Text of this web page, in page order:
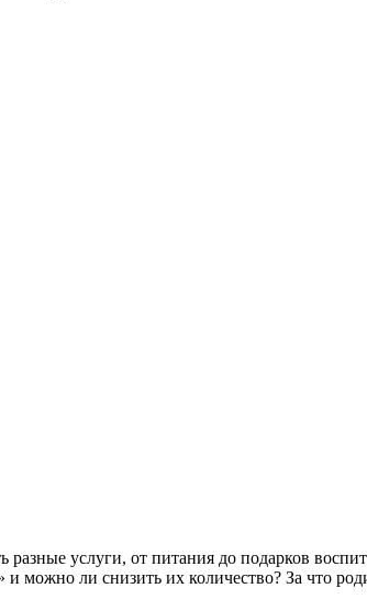
разные услуги, от питания до подарков
ли снизить их количество? За что